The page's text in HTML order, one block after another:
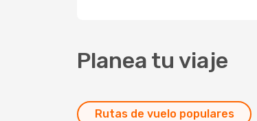
Planea tu viaje
Rutas de vuelo populares